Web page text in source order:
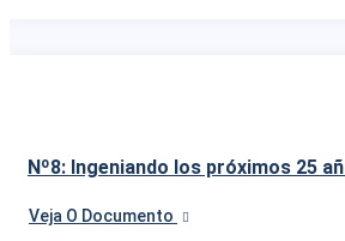
Nº8: Ingeniando los próximos 25
Veja O Documento